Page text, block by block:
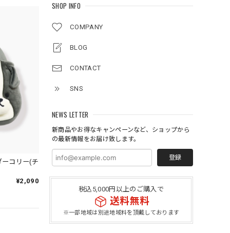
SHOP INFO
COMPANY
BLOG
CONTACT
SNS
NEWS LETTER
新商品やお得なキャンペーンなど、ショップから
の最新情報をお届け致します。
登録
税込5,000円以上のご購入で
送料無料
※一部地域は別途地域料を頂戴しております
ーコリー(チ
¥2,090